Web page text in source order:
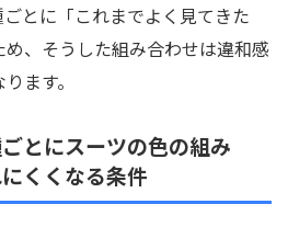
とに「これまでよく見てきた
、そうした組み合わせは違和感
ます。
とにスーツの色の組み
くくなる条件